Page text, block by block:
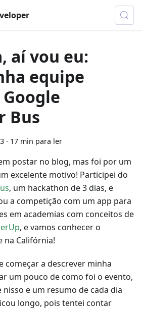
aí vou eu:
equipe
Bus
· 17 min para ler
postar no blog, mas foi por um
excelente motivo! Participei do
, um hackathon de 3 dias, e
a competição com um app para
em academias com conceitos de
, e vamos conhecer o
na Califórnia!
começar a descrever minha
um pouco de como foi o evento,
e um resumo de cada dia
longo, pois tentei contar